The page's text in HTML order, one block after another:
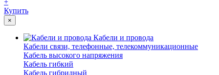
+
Купить
×
Кабели и провода
Кабели связи, телефонные, телекоммуникационные
Кабель высокого напряжения
Кабель гибкий
Кабель гибридный